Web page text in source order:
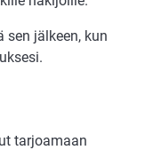
sen jälkeen, kun
tarjoamaan